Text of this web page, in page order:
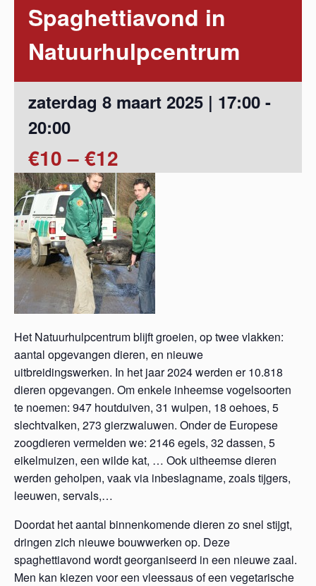
Spaghettiavond in
Natuurhulpcentrum
zaterdag 8 maart 2025 | 17:00 -
20:00
€10 – €12
Het Natuurhulpcentrum blijft groeien, op twee vlakken:
aantal opgevangen dieren, en nieuwe
uitbreidingswerken. In het jaar 2024 werden er 10.818
dieren opgevangen. Om enkele inheemse vogelsoorten
te noemen: 947 houtduiven, 31 wulpen, 18 oehoes, 5
slechtvalken, 273 gierzwaluwen. Onder de Europese
zoogdieren vermelden we: 2146 egels, 32 dassen, 5
eikelmuizen, een wilde kat, … Ook uitheemse dieren
werden geholpen, vaak via inbeslagname, zoals tijgers,
leeuwen, servals,…
Doordat het aantal binnenkomende dieren zo snel stijgt,
dringen zich nieuwe bouwwerken op. Deze
spaghettiavond wordt georganiseerd in een nieuwe zaal.
Men kan kiezen voor een vleessaus of een vegetarische